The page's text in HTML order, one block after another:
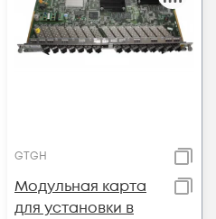
GTGH
Модульная карта
для установки в